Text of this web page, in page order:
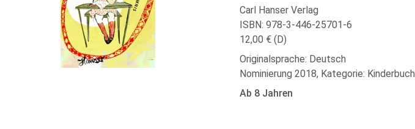
Carl Hanser Verlag
ISBN: 978-3-446-25701-6
12,00 € (D)
Originalsprache: Deutsch
Nominierung 2018, Kategorie: Kinderbuch
Ab 8 Jahren